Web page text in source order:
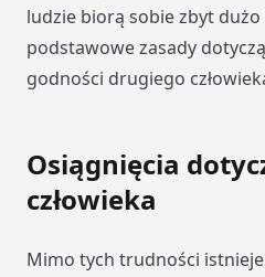
ludzie biorą sobie zbyt
podstawowe zasady
godności drugiego
Osiągnięcia
człowieka
Mimo tych trudności